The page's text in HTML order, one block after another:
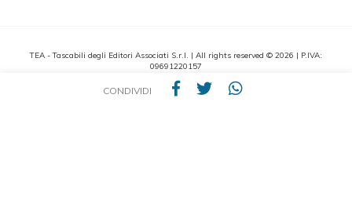
CONDIVIDI
TEA - Tascabili degli Editori Associati S.r.l. | All rights reserved © 2026 | P.IVA:
09691220157
Una casa editrice del Gruppo editoriale Mauri Spagnol